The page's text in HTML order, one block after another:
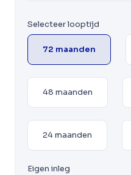
Selecteer looptijd
72 maanden
48 maanden
24 maanden
Eigen inleg